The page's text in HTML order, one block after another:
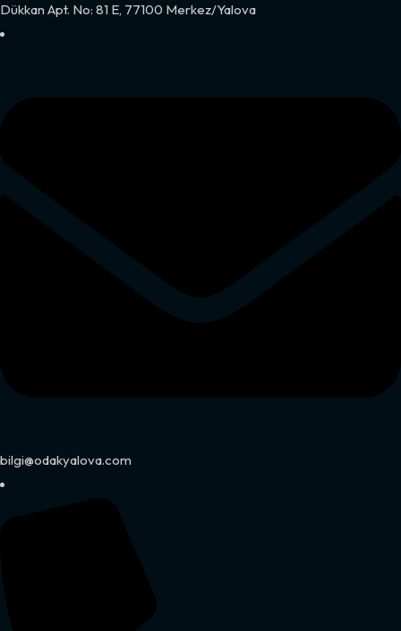
Dükkan Apt. No: 81 E, 77100 Merkez/Yalova
bilgi@odakyalova.com